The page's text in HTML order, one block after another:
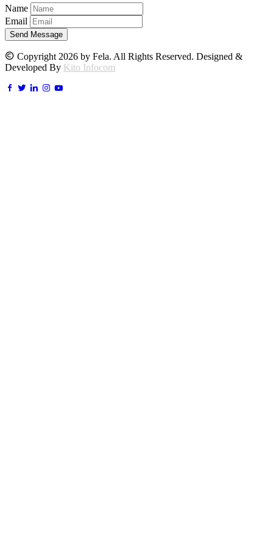
Name
Email
Send Message
Copyright 2026 by Fela. All Rights Reserved. Designed &
Developed By Kito Infocom